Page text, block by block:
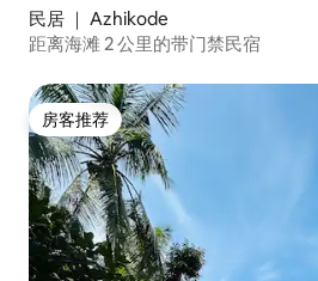
民居 ｜ Azhikode
距离海滩 2 公里的带门禁民宿
房客推荐
房客推荐